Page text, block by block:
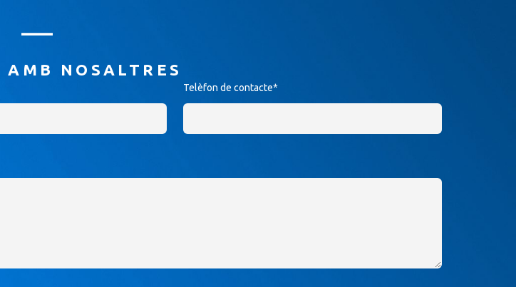
AMB NOSALTRES
Telèfon de contacte*